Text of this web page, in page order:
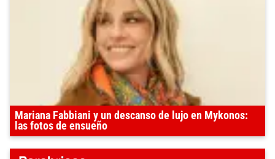
Mariana Fabbiani y un descanso de lujo en Mykonos:
las fotos de ensueño